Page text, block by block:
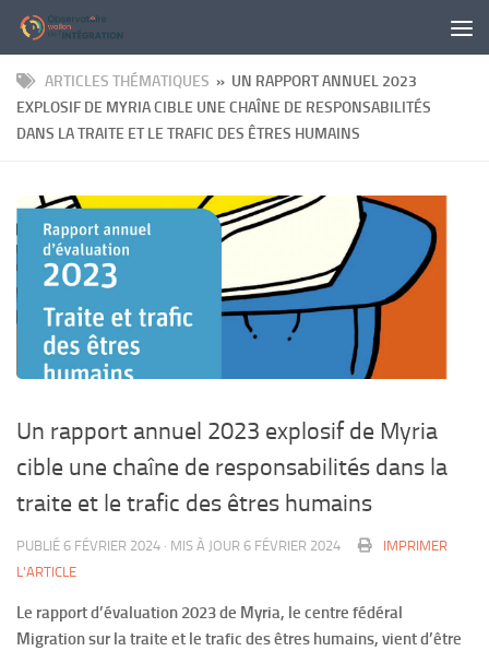
Skip to content
ARTICLES THÉMATIQUES » UN RAPPORT ANNUEL 2023
EXPLOSIF DE MYRIA CIBLE UNE CHAÎNE DE RESPONSABILITÉS
DANS LA TRAITE ET LE TRAFIC DES ÊTRES HUMAINS
Un rapport annuel 2023 explosif de Myria
cible une chaîne de responsabilités dans la
traite et le trafic des êtres humains
PUBLIÉ 6 FÉVRIER 2024 · MIS À JOUR 6 FÉVRIER 2024
IMPRIMER
L'ARTICLE
Le rapport d’évaluation 2023 de Myria, le centre fédéral
Migration sur la traite et le trafic des êtres humains, vient d’être
Panneau de gestion des cookies